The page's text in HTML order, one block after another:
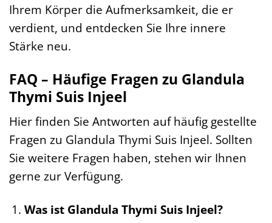
Ihrem Körper die Aufmerksamkeit, die er
verdient, und entdecken Sie Ihre innere
Stärke neu.
FAQ – Häufige Fragen zu Glandula
Thymi Suis Injeel
Hier finden Sie Antworten auf häufig gestellte
Fragen zu Glandula Thymi Suis Injeel. Sollten
Sie weitere Fragen haben, stehen wir Ihnen
gerne zur Verfügung.
Was ist Glandula Thymi Suis Injeel?